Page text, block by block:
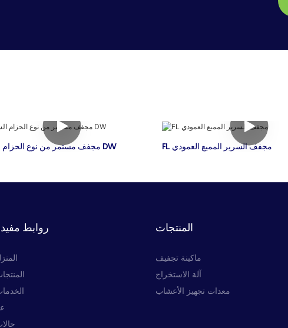
مجفف مستمر من نوع الحزام الشبكي DW FL مجفف السرير المميع العمودي
روابط المنتجات
ماكينة تجفيف
آلة الاستخراج
معدات تجهيز الأعشاب